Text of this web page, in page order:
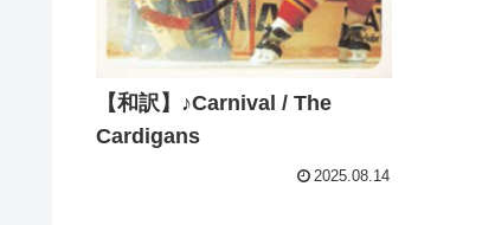
【和訳】♪Carnival / The
Cardigans
2025.08.14